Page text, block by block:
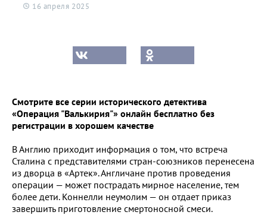
16 апреля 2025
Смотрите все серии исторического детектива
«Операция "Валькирия"» онлайн бесплатно без
регистрации в хорошем качестве
В Англию приходит информация о том, что встреча
Сталина с представителями стран-союзников перенесена
из дворца в «Артек». Англичане против проведения
операции — может пострадать мирное население, тем
более дети. Коннелли неумолим — он отдает приказ
завершить приготовление смертоносной смеси.